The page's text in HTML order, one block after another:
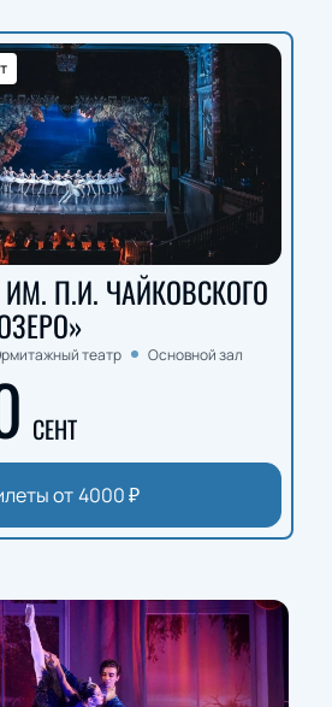
ИМ. П.И. ЧАЙКОВСКОГО
театр Основной зал
СЕНТ
от 4000₽